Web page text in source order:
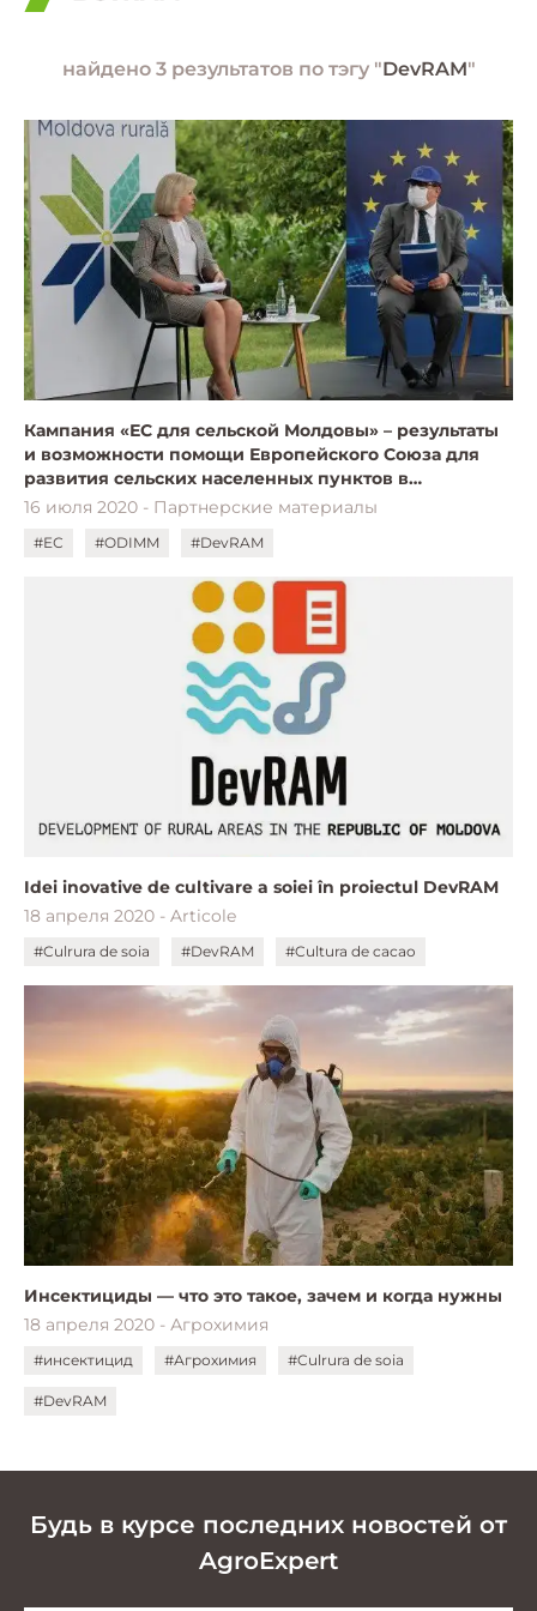
найдено 3 результатов по тэгу "DevRAM"
Кампания «ЕС для сельской Молдовы» – результаты
и возможности помощи Европейского Союза для
развития сельских населенных пунктов в
Республике Молдова. Видео.
16 июля 2020 - Партнерские материалы
#ЕС #ODIMM #DevRAM
Idei inovative de cultivare a soiei în proiectul DevRAM
18 апреля 2020 - Articole
#Culrura de soia #DevRAM #Cultura de cacao
Инсектициды — что это такое, зачем и когда нужны
18 апреля 2020 - Агрохимия
#инсектицид #Агрохимия #Culrura de soia
#DevRAM
Будь в курсе последних новостей от
AgroExpert